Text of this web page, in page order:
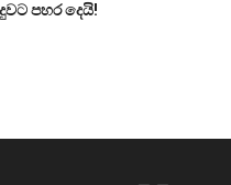
පහර දෙයි!